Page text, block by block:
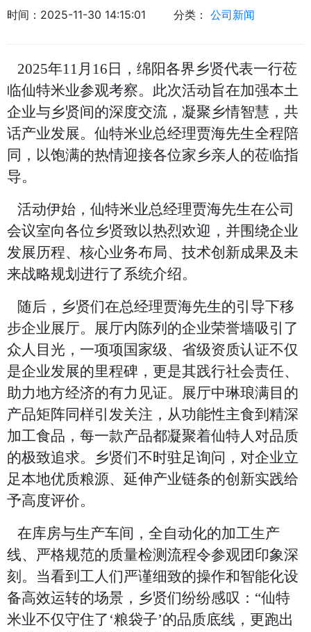
时间： 2025-11-30 14:15:01 分类： 公司新闻
2025年11月16日，绵阳各界乡贤代表一行莅
临仙特米业参观考察。此次活动旨在加强本土
企业与乡贤间的深度交流，凝聚乡情智慧，共
话产业发展。仙特米业总经理贾海先生全程陪
同，以饱满的热情迎接各位家乡亲人的莅临指
导。
活动伊始，仙特米业总经理贾海先生在公司
会议室向各位乡贤致以热烈欢迎，并围绕企业
发展历程、核心业务布局、技术创新成果及未
来战略规划进行了系统介绍。
随后，乡贤们在总经理贾海先生的引导下移
步企业展厅。展厅内陈列的企业荣誉墙吸引了
众人目光，一项项国家级、省级资质认证不仅
是企业发展的里程碑，更是其践行社会责任、
助力地方经济的有力见证。展厅中琳琅满目的
产品矩阵同样引发关注，从功能性主食到精深
加工食品，每一款产品都凝聚着仙特人对品质
的极致追求。乡贤们不时驻足询问，对企业立
足本地优质粮源、延伸产业链条的创新实践给
予高度评价。
在库房与生产车间，全自动化的加工生产
线、严格规范的质量检测流程令参观团印象深
刻。 当看到工人们严谨细致的操作和智能化设
备高效运转的场景，乡贤们纷纷感叹： “仙特
米业不仅守住了‘粮袋子’的品质底线，更跑出